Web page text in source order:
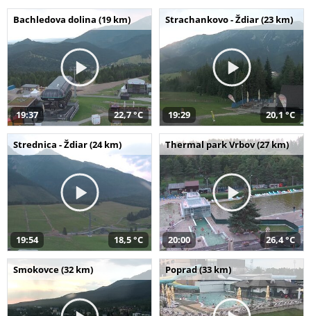
Bachledova dolina (19 km)
19:37 22,7 °C
Strachankovo - Ždiar (23 km)
19:29 20,1 °C
Strednica - Ždiar (24 km)
19:54 18,5 °C
Thermal park Vrbov (27 km)
20:00 26,4 °C
Smokovce (32 km) Poprad (33 km)